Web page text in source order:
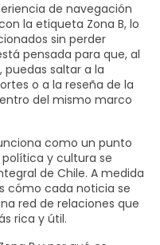
de navegación
la etiqueta Zona B, lo
sin perder
pensada para que, al
saltar a la
o a la reseña de la
del mismo marco
como un punto
y cultura se
de Chile. A medida
cómo cada noticia se
red de relaciones que
rica y útil.